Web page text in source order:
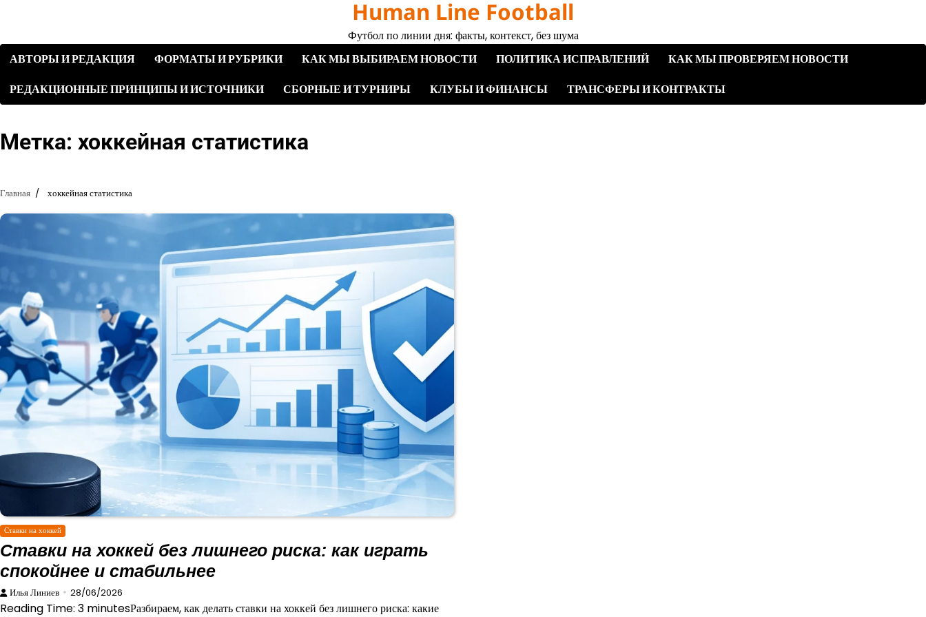
содержимому
Human Line Football
Футбол по линии дня: факты, контекст, без шума
АВТОРЫ И РЕДАКЦИЯ
ФОРМАТЫ И РУБРИКИ КАК МЫ ВЫБИРАЕМ НОВОСТИ ПОЛИТИКА ИСПРАВЛЕНИЙ
КАК МЫ ПРОВЕРЯЕМ НОВОСТИ
РЕДАКЦИОННЫЕ ПРИНЦИПЫ И ИСТОЧНИКИ
СБОРНЫЕ И ТУРНИРЫ КЛУБЫ И ФИНАНСЫ ТРАНСФЕРЫ И КОНТРАКТЫ
Метка: хоккейная статистика
Главная хоккейная статистика
Ставки на хоккей
Ставки на хоккей без лишнего риска: как играть
спокойнее и стабильнее
Илья Линиев 28/06/2026
Reading Time: 3 minutesРазбираем, как делать ставки на хоккей без лишнего риска: какие